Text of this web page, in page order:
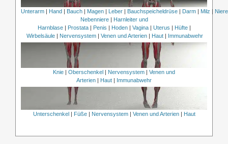
Unterarm| Hand| Bauch| Magen| Leber| Bauchspeicheldrüse| Darm| Milz |
Nebenniere| Harnleiter und
Harnblase| Prostata| Penis | Hoden| Vagina| Uterus | Hüfte|
Wirbelsäule | Nervensystem | Venen und Arterien | Haut | Immunabwehr
Knie Oberschenkel Nervensystem
Venen und
Arterien
Haut Immunabwehr
Unterschenkel Füße| Nervensystem| Venen und Arterien| Haut